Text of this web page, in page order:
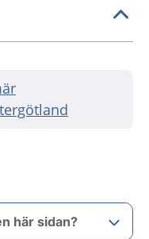
här sidan?